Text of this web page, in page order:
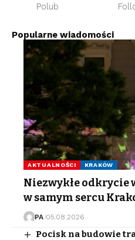
Polub
Popularne wiadomości
AKTUALNOŚCI KRAKÓW
Niezwykłe odkrycie
w samym sercu
PA 05.08.2026
Pocisk na budowie